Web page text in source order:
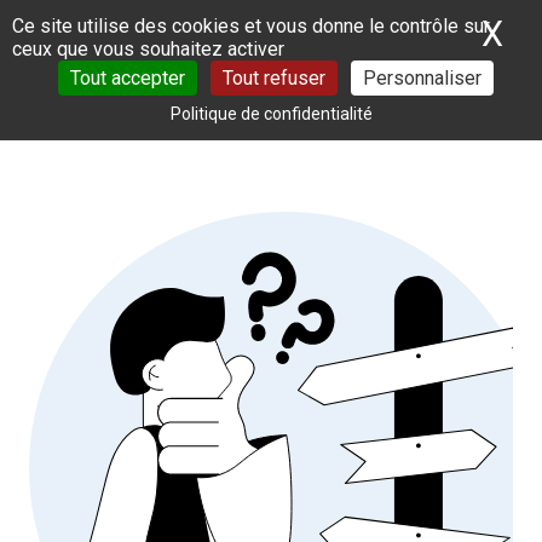
Panneau de gestion des cookies
Ce site utilise des cookies et vous donne le contrôle sur
ceux que vous souhaitez activer
Tout accepter
Tout refuser Personnaliser
Politique de confidentialité
X